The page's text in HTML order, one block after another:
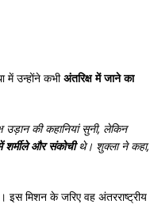
में उन्होंने कभीअंतरिक्ष में जाने का
उड़ान की कहानियां सुनी, लेकिन
और संकोचीथे। शुक्ला ने कहा,
मिशन के जरिए वह अंतरराष्ट्रीय